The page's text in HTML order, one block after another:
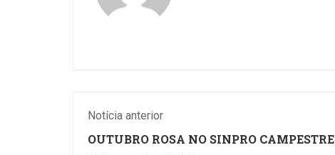
Notícia anterior
OUTUBRO ROSA NO SINPRO CAMPESTRE